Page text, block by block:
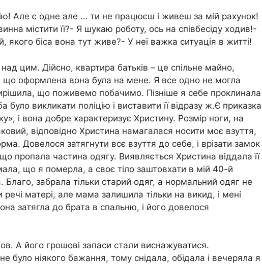
Але є одне але … ти не працюєш і живеш за мій рахунок!
містити її?- Я шукаю роботу, ось на співбесіду ходив!-
якого біса вона тут живе?- У неї важка ситуація в житті!
цим. Дійсно, квартира батьків – це спільне майно,
що оформлена вона була на мене. Я все одно не могла
що поживемо побачимо. Пізніше я себе проклинала
було викликати поліцію і виставити її відразу ж.Є приказка
і вона добре характеризує Христину. Розмір ноги, на
відповідно Христина намагалася носити моє взуття,
Довелося затягнути всє взуття до себе, і врізати замок
пропала частина одягу. Виявляється Христина віддала її
що я померла, а своє тіло заштовхати в мій 40-й
Благо, забрала тільки старий одяг, а нормальний одяг не
матері, але мама залишила тільки на викид, і мені
затягла до брата в спальню, і його довелося
А його грошові запаси стали виснажуватися.
було ніякого бажання, тому снідала, обідала і вечеряла я